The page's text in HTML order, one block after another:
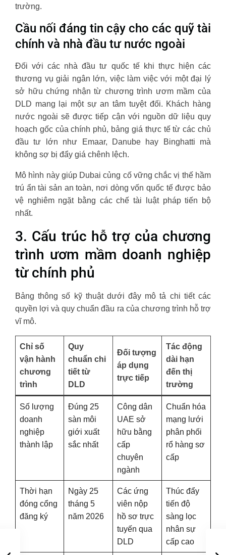
trường.
Cầu nối đáng tin cậy cho các quỹ tài
chính và nhà đầu tư nước ngoài
Đối với các nhà đầu tư quốc tế khi thực hiện các
thương vụ giải ngân lớn, việc làm việc với một đại lý
sở hữu chứng nhận từ chương trình ươm mầm của
DLD mang lại một sự an tâm tuyệt đối. Khách hàng
nước ngoài sẽ được tiếp cận với nguồn dữ liệu quy
hoạch gốc của chính phủ, bảng giá thực tế từ các chủ
đầu tư lớn như Emaar, Danube hay Binghatti mà
không sợ bị đẩy giá chênh lệch.
Mô hình này giúp Dubai củng cố vững chắc vị thế hầm
trú ẩn tài sản an toàn, nơi dòng vốn quốc tế được bảo
vệ nghiêm ngặt bằng các chế tài luật pháp tiến bộ
nhất.
3. Cấu trúc hỗ trợ của chương
trình ươm mầm doanh nghiệp
từ chính phủ
Bảng thông số kỹ thuật dưới đây mô tả chi tiết các
quyền lợi và quy chuẩn đầu ra của chương trình hỗ trợ
vĩ mô.
Chỉ số
vận hành
chương
trình
Quy
chuẩn chi
tiết từ
DLD
Đối tượng
áp dụng
trực tiếp
Tác động
dài hạn
đến thị
trường
Số lượng
doanh
nghiệp
thành lập
Đúng 25
sàn môi
giới xuất
sắc nhất
Công dân
UAE sở
hữu bằng
cấp
chuyên
ngành
Chuẩn hóa
mạng lưới
phân phối
rổ hàng sơ
cấp
Thời hạn
đóng cổng
đăng ký
Ngày 25
tháng 5
năm 2026
Các ứng
viên nộp
hồ sơ trực
tuyến qua
DLD
Thúc đẩy
tiến độ
sàng lọc
nhân sự
cấp cao